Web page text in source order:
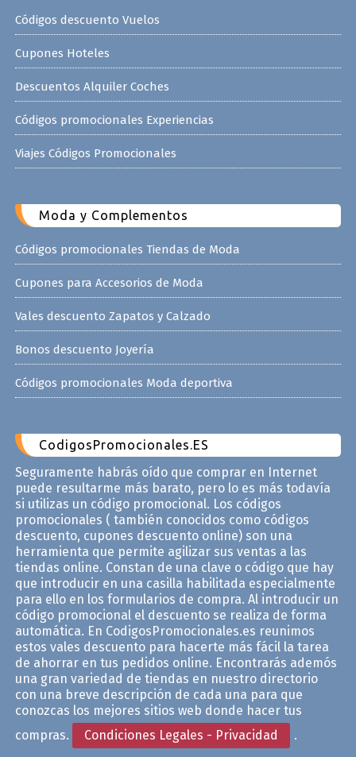
Códigos descuento Vuelos
Cupones Hoteles
Descuentos Alquiler Coches
Códigos promocionales Experiencias
Viajes Códigos Promocionales
Moda y Complementos
Códigos promocionales Tiendas de Moda
Cupones para Accesorios de Moda
Vales descuento Zapatos y Calzado
Bonos descuento Joyería
Códigos promocionales Moda deportiva
CodigosPromocionales.ES
Seguramente habrás oído que comprar en Internet
puede resultarme más barato, pero lo es más todavía
si utilizas un código promocional. Los códigos
promocionales ( también conocidos como códigos
descuento, cupones descuento online) son una
herramienta que permite agilizar sus ventas a las
tiendas online. Constan de una clave o código que hay
que introducir en una casilla habilitada especialmente
para ello en los formularios de compra. Al introducir un
código promocional el descuento se realiza de forma
automática. En CodigosPromocionales.es reunimos
estos vales descuento para hacerte más fácil la tarea
de ahorrar en tus pedidos online. Encontrarás ademós
una gran variedad de tiendas en nuestro directorio
con una breve descripción de cada una para que
conozcas los mejores sitios web donde hacer tus
compras.
Condiciones Legales - Privacidad .